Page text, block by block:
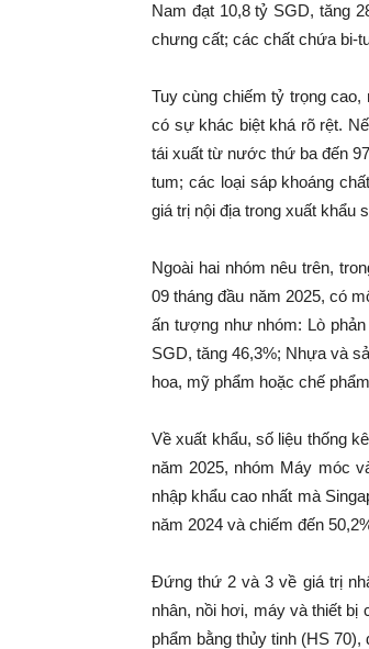
Nam đạt 10,8 tỷ SGD, tăng
chưng cất; các chất chứa bi-
Tuy cùng chiếm tỷ trọng
có sự khác biệt khá rõ rệt.
tái xuất từ nước thứ ba đến
tum; các loại sáp khoáng
giá trị nội địa trong xuất khẩu
Ngoài hai nhóm nêu trên,
09 tháng đầu năm 2025, có
ấn tượng như nhóm: Lò
SGD, tăng 46,3%; Nhựa và
hoa, mỹ phẩm hoặc chế
Về xuất khẩu, số liệu thống
năm 2025, nhóm Máy móc
nhập khẩu cao nhất mà
năm 2024 và chiếm đến
Đứng thứ 2 và 3 về giá trị
nhân, nồi hơi, máy và thiết bị
phẩm bằng thủy tinh (HS 70),